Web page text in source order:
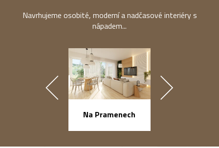
Navrhujeme osobité, moderní a nadčasové interiéry s
nápadem...
Na Pramenech